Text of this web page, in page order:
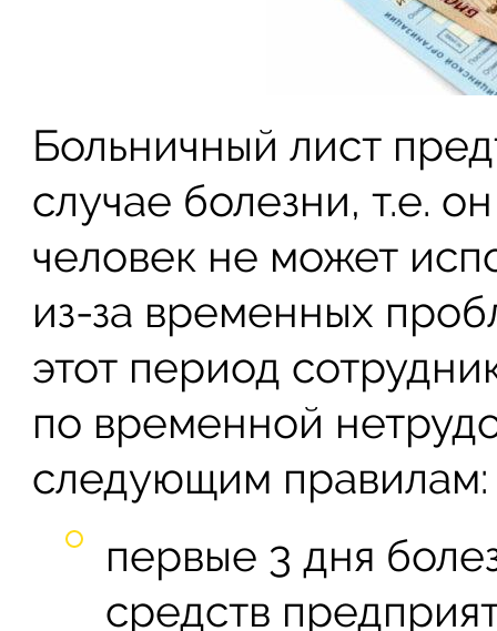
Больничный лист
случае болезни, т.е.
человек не может
из-за временных
этот период
по временной
следующим правилам:
первые 3 дня
средств